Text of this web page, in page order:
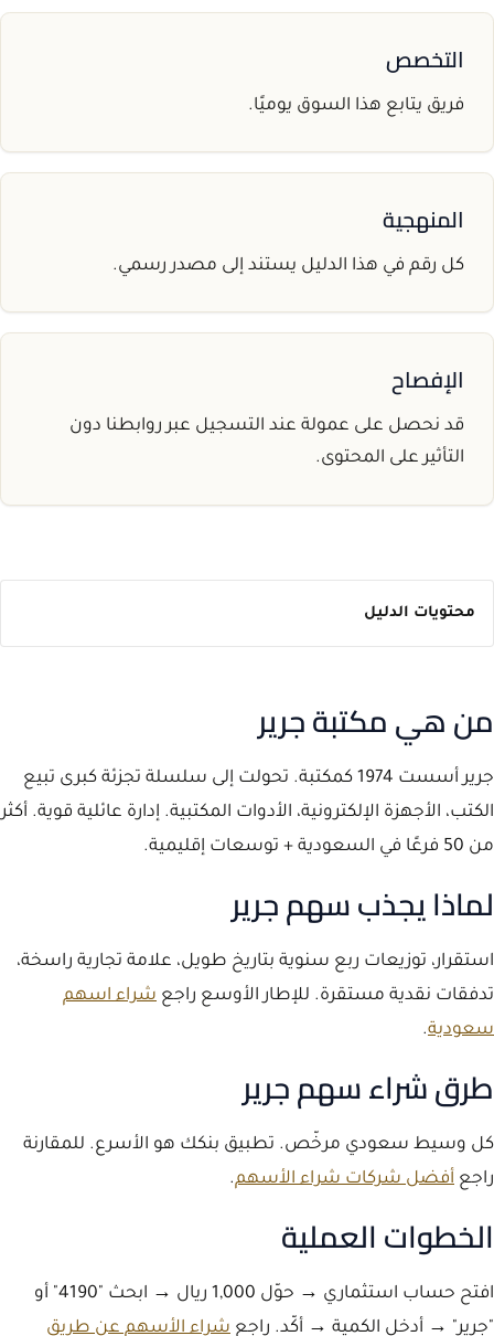
التخصص
فريق يتابع هذا السوق يوميًا.
المنهجية
كل رقم في هذا الدليل يستند إلى مصدر رسمي.
الإفصاح
قد نحصل على عمولة عند التسجيل عبر روابطنا دون
التأثير على المحتوى.
محتويات الدليل
من هي مكتبة جرير
جرير أسست 1974 كمكتبة. تحولت إلى سلسلة تجزئة كبرى تبيع
الكتب، الأجهزة الإلكترونية، الأدوات المكتبية. إدارة عائلية قوية. أكثر
من 50 فرعًا في السعودية + توسعات إقليمية.
لماذا يجذب سهم جرير
استقرار، توزيعات ربع سنوية بتاريخ طويل، علامة تجارية راسخة،
تدفقات نقدية مستقرة. للإطار الأوسع راجع شراء اسهم
سعودية.
طرق شراء سهم جرير
كل وسيط سعودي مرخّص. تطبيق بنكك هو الأسرع. للمقارنة
راجع أفضل شركات شراء الأسهم.
الخطوات العملية
افتح حساب استثماري → حوّل 1,000 ريال → ابحث "4190" أو
"جرير" → أدخل الكمية → أكّد. راجع شراء الأسهم عن طريق